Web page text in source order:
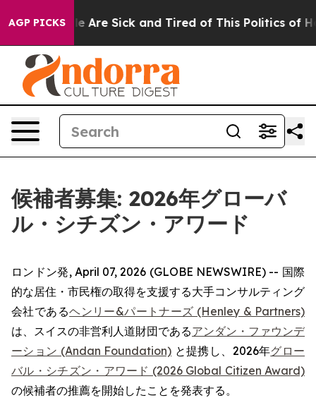
AGP PICKS
“People Are Sick and Tired of This Politics of
候補者募集: 2026年グローバ
ル・シチズン・アワード
ロンドン発, April 07, 2026 (GLOBE NEWSWIRE) -- 国際
的な居住・市民権の取得を支援する大手コンサルティング
会社であるヘンリー&パートナーズ (Henley & Partners)
は、スイスの非営利人道財団であるアンダン・ファウンデ
ーション (Andan Foundation) と提携し、2026年グロー
バル・シチズン・アワード (2026 Global Citizen Award)
の候補者の推薦を開始したことを発表する。